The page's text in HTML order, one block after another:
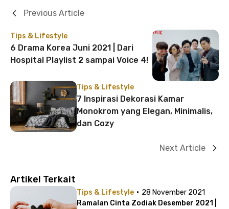
Tips & Lifestyle
6 Drama Korea Juni 2021 | Dari
Hospital Playlist 2 sampai Voice 4!
Previous Article
Tips & Lifestyle
7 Inspirasi Dekorasi Kamar
Monokrom yang Elegan, Minimalis,
dan Cozy
Next Article
Artikel Terkait
Tips & Lifestyle · 28 November 2021
Ramalan Cinta Zodiak Desember 2021 |